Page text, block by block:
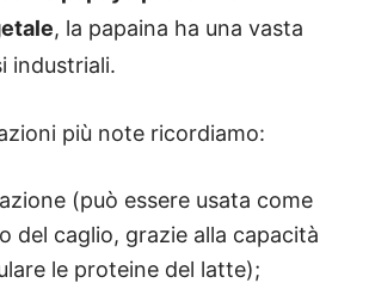
, la papaina ha una vasta
industriali.
più note ricordiamo:
(può essere usata come
del caglio, grazie alla capacità
le proteine del latte);